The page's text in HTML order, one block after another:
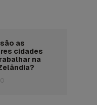
as
cidades
na
0